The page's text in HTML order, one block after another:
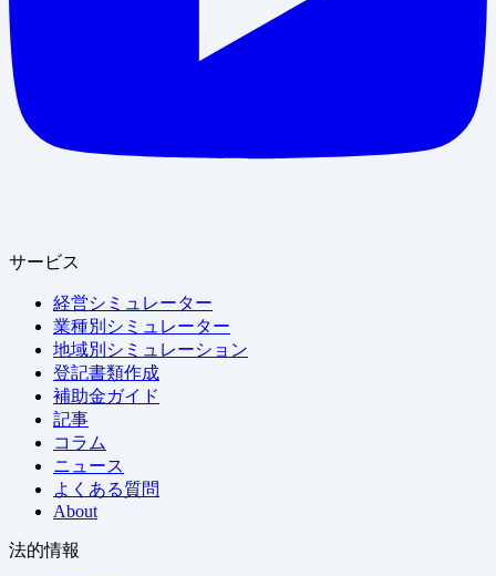
サービス
経営シミュレーター
業種別シミュレーター
地域別シミュレーション
登記書類作成
補助金ガイド
記事
コラム
ニュース
よくある質問
About
法的情報